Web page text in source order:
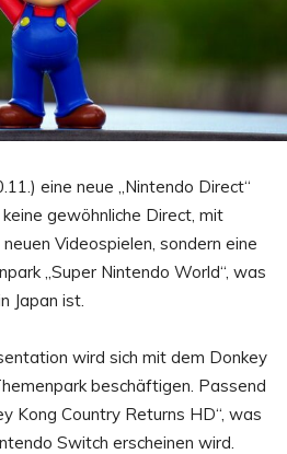
eine neue „Nintendo Direct“
gewöhnliche Direct, mit
Videospielen, sondern eine
„Super Nintendo World“, was
Japan ist.
wird sich mit dem Donkey
beschäftigen. Passend
Kong Country Returns HD“, was
Switch erscheinen wird.